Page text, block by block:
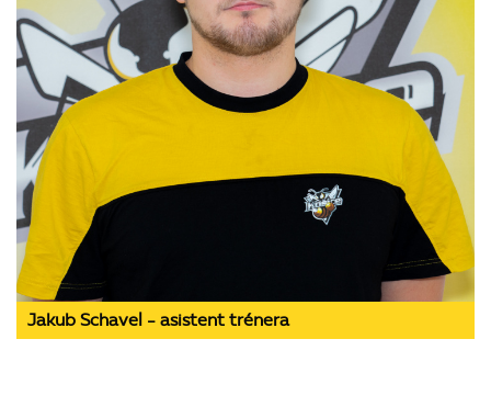
Jakub Schavel - asistent trénera